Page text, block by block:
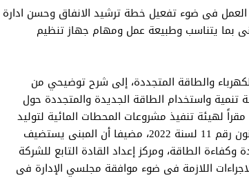
فى ضوء تفعيل خطة ترشيد الانفاق وحسن ادارة
بما يتناسب وطبيعة عمل ومهام جهاز تنظيم
والطاقة المتجددة، إلى شرح توضيحي من
واستخدام الطاقة الجديدة والمتجددة حول
لهيئة تنفيذ مشروعات المحطات المائية لتوليد
الكهرباء والتى تم إلغاؤها طبقا للقانون رقم 11 لسنة 2022، مضيفا أن المبنى يستضيف
وكفاءة الطاقة، ومركز إعداد القادة التابع للشركة
اللازمة فى ضوء موافقة مجلسي الإدارة فى